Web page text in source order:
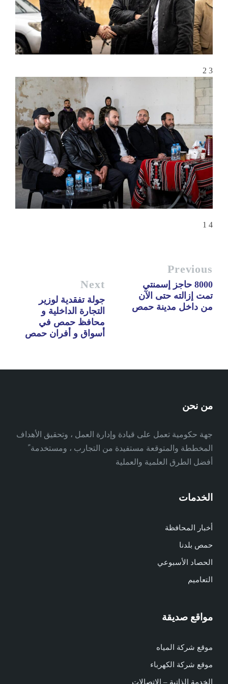
3 2
4 1
Previous
8000 حاجز إسمنتي
تمت إزالته حتى الآن
من داخل مدينة حمص
Next
جولة تفقدية لوزير
التجارة الداخلية و
محافظ حمص في
أسواق و أفران حمص
من نحن
جهة حكومية تعمل على قيادة وإدارة العمل ، وتحقيق الأهداف
المخططة والمتوقعة مستفيدة من التجارب ، ومستخدمة ً
أفضل الطرق العلمية والعملية
الخدمات
أخبار المحافظة
حمص بلدنا
الحصاد الأسبوعي
التعاميم
مواقع صديقة
موقع شركة المياه
موقع شركة الكهرباء
الخدمة الذاتية – الاتصالات